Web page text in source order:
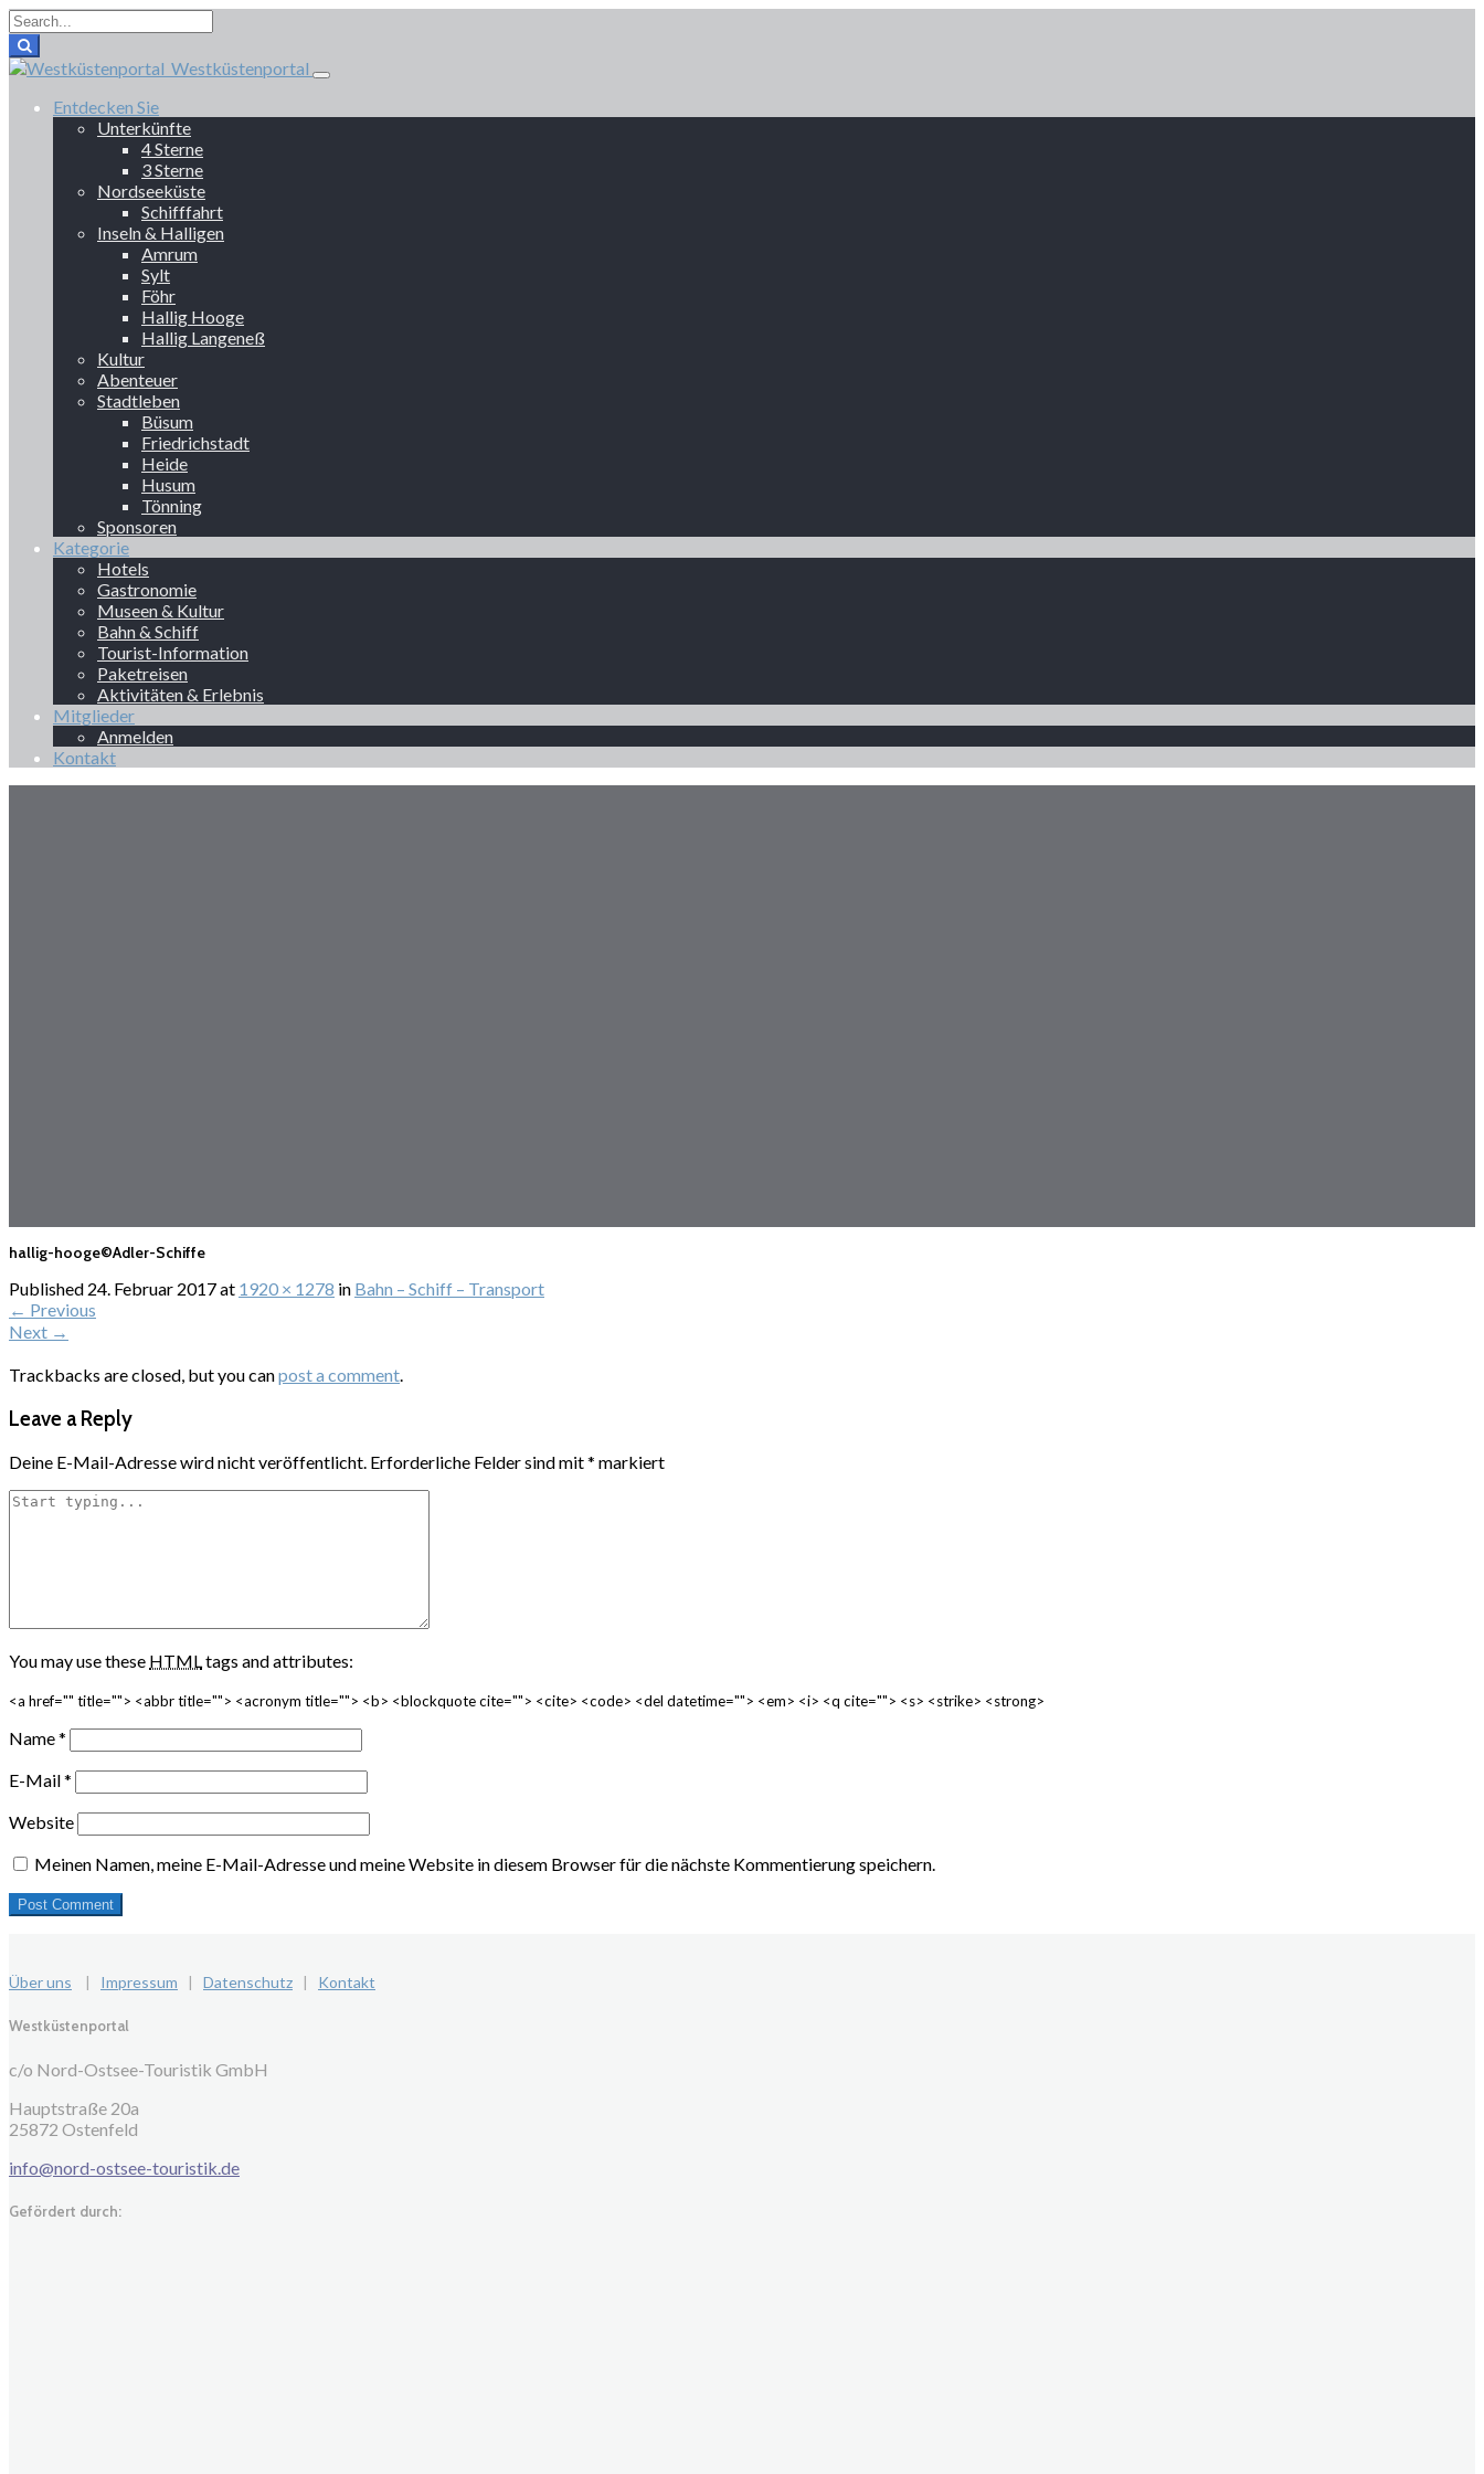
Westküstenportal
Entdecken Sie
Unterkünfte
4 Sterne
3 Sterne
Nordseeküste
Schifffahrt
Inseln & Halligen
Amrum
Sylt
Föhr
Hallig Hooge
Hallig Langeneß
Kultur
Abenteuer
Stadtleben
Büsum
Friedrichstadt
Heide
Husum
Tönning
Sponsoren
Kategorie
Hotels
Gastronomie
Museen & Kultur
Bahn & Schiff
Tourist-Information
Paketreisen
Aktivitäten & Erlebnis
Mitglieder
Anmelden
Kontakt
hallig-hooge©Adler-Schiffe
Published 24. Februar 2017at 1920 × 1278 in Bahn – Schiff – Transport
← Previous
Next →
Trackbacks are closed, but you canpost a comment.
Leave a Reply
Deine E-Mail-Adresse wird nicht veröffentlicht. Erforderliche Felder sind mit* markiert
You may use these HTMLtags and attributes:
<a href="" title=""> <abbr title=""> <acronym title=""> <b> <blockquote cite=""> <cite> <code> <del datetime=""> <em> <i> <q cite=""> <s> <strike> <strong>
Name*
E-Mail*
Website
Meinen Namen, meine E-Mail-Adresse und meine Website in diesem Browser für die nächste Kommentierung speichern.
Über uns | Impressum | Datenschutz | Kontakt
Westküstenportal
c/o Nord-Ostsee-Touristik GmbH
Hauptstraße 20a
25872 Ostenfeld
info@nord-ostsee-touristik.de
Gefördert durch: